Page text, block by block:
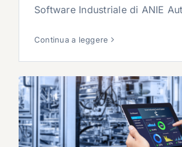
Software Industriale di ANIE
Continua a leggere